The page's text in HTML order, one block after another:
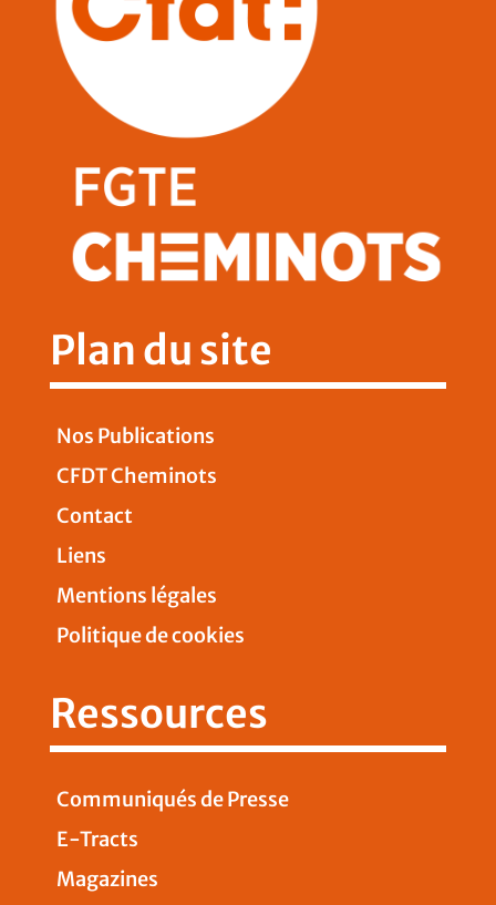
Plan du site
Nos Publications
CFDT Cheminots
Contact
Liens
Mentions légales
Politique de cookies
Ressources
Communiqués de Presse
E-Tracts
Magazines